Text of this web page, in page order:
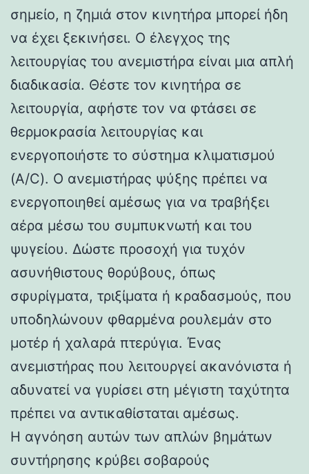
σημείο, η ζημιά στον κινητήρα μπορεί ήδη
να έχει ξεκινήσει. Ο έλεγχος της
λειτουργίας του ανεμιστήρα είναι μια απλή
διαδικασία. Θέστε τον κινητήρα σε
λειτουργία, αφήστε τον να φτάσει σε
θερμοκρασία λειτουργίας και
ενεργοποιήστε το σύστημα κλιματισμού
(A/C). Ο ανεμιστήρας ψύξης πρέπει να
ενεργοποιηθεί αμέσως για να τραβήξει
αέρα μέσω του συμπυκνωτή και του
ψυγείου. Δώστε προσοχή για τυχόν
ασυνήθιστους θορύβους, όπως
σφυρίγματα, τριξίματα ή κραδασμούς, που
υποδηλώνουν φθαρμένα ρουλεμάν στο
μοτέρ ή χαλαρά πτερύγια. Ένας
ανεμιστήρας που λειτουργεί ακανόνιστα ή
αδυνατεί να γυρίσει στη μέγιστη ταχύτητα
πρέπει να αντικαθίσταται αμέσως.
Η αγνόηση αυτών των απλών βημάτων
συντήρησης κρύβει σοβαρούς